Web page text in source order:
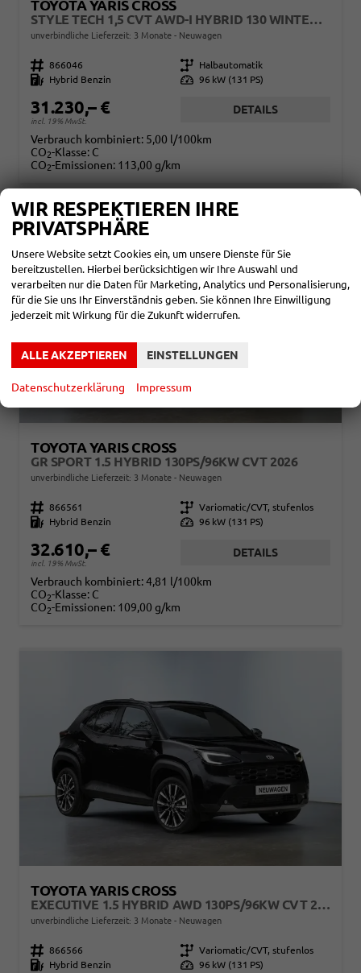
TOYOTA YARIS CROSS
STYLE TECH 1,5 CVT AWD-I HYBRID 130 WINTER MJ26
unverbindliche Lieferzeit: 3 Monate Neuwagen
Fahrzeugnr. 866046 Getriebe
Halbautomatik
Kraftstoff
Hybrid Benzin Leistung 96 kW (131 PS)
31.230,– €
incl. 19% MwSt.
DETAILS
Verbrauch kombiniert: 5,00 l/100km
CO2-Klasse: C
CO2-Emissionen: 113,00 g/km
TOYOTA YARIS CROSS
GR SPORT 1.5 HYBRID 130PS/96KW CVT 2026
unverbindliche Lieferzeit: 3 Monate Neuwagen
Fahrzeugnr. 866561 Getriebe Variomatic/CVT, stufenlos
Kraftstoff
Hybrid Benzin Leistung 96 kW (131 PS)
32.610,– €
incl. 19% MwSt.
DETAILS
Verbrauch kombiniert:4,81 l/100km
CO2-Klasse: C
CO2-Emissionen: 109,00 g/km
TOYOTA YARIS CROSS
EXECUTIVE 1.5 HYBRID AWD 130PS/96KW CVT 2026
unverbindliche Lieferzeit: 3 Monate Neuwagen
Fahrzeugnr. 866566 Getriebe Variomatic/CVT, stufenlos
Kraftstoff
Hybrid Benzin Leistung 96 kW (131 PS)
WIR RESPEKTIEREN IHRE
PRIVATSPHÄRE
Unsere Website setzt Cookies ein, um unsere Dienste für Sie
bereitzustellen. Hierbei berücksichtigen wir Ihre Auswahl und
verarbeiten nur die Daten für Marketing, Analytics und Personalisierung,
für die Sie uns Ihr Einverständnis geben. Sie können Ihre Einwilligung
jederzeit mit Wirkung für die Zukunft widerrufen.
ALLE AKZEPTIEREN EINSTELLUNGEN
Datenschutzerklärung Impressum